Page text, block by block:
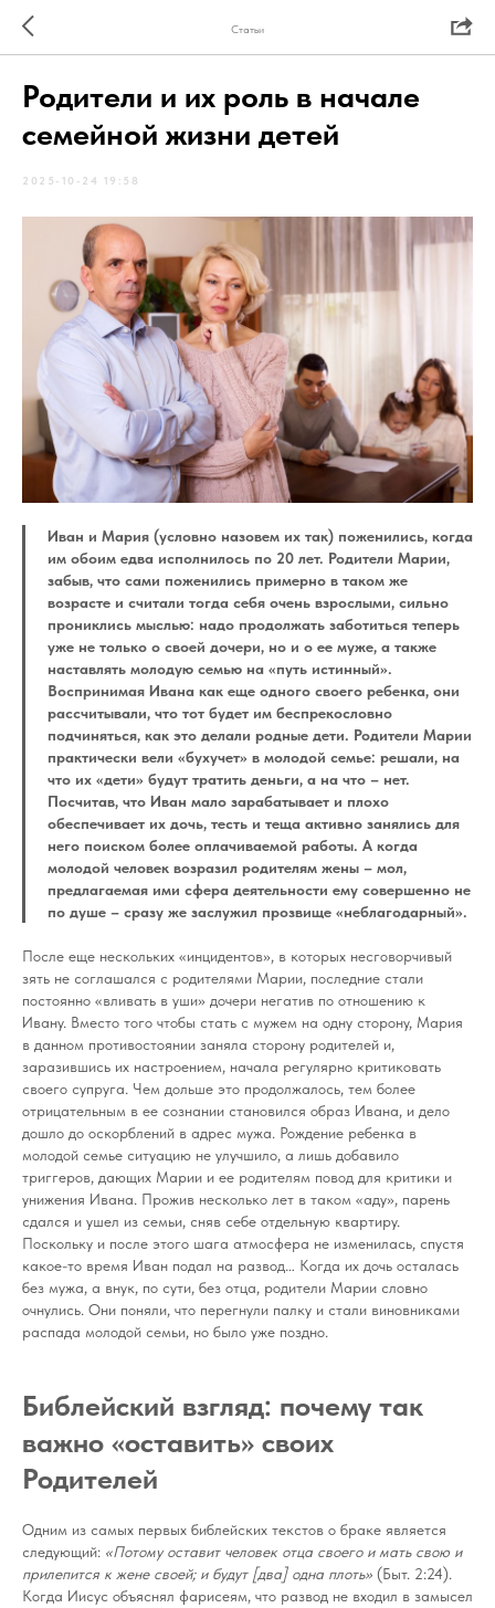
Статьи
Родители и их роль в начале
семейной жизни детей
2025-10-24 19:58
Иван и Мария (условно назовем их так) поженились, когда
им обоим едва исполнилось по 20 лет. Родители Марии,
забыв, что сами поженились примерно в таком же
возрасте и считали тогда себя очень взрослыми, сильно
прониклись мыслью: надо продолжать заботиться теперь
уже не только о своей дочери, но и о ее муже, а также
наставлять молодую семью на «путь истинный».
Воспринимая Ивана как еще одного своего ребенка, они
рассчитывали, что тот будет им беспрекословно
подчиняться, как это делали родные дети. Родители Марии
практически вели «бухучет» в молодой семье: решали, на
что их «дети» будут тратить деньги, а на что – нет.
Посчитав, что Иван мало зарабатывает и плохо
обеспечивает их дочь, тесть и теща активно занялись для
него поиском более оплачиваемой работы. А когда
молодой человек возразил родителям жены – мол,
предлагаемая ими сфера деятельности ему совершенно не
по душе – сразу же заслужил прозвище «неблагодарный».
После еще нескольких «инцидентов», в которых несговорчивый
зять не соглашался с родителями Марии, последние стали
постоянно «вливать в уши» дочери негатив по отношению к
Ивану. Вместо того чтобы стать с мужем на одну сторону, Мария
в данном противостоянии заняла сторону родителей и,
заразившись их настроением, начала регулярно критиковать
своего супруга. Чем дольше это продолжалось, тем более
отрицательным в ее сознании становился образ Ивана, и дело
дошло до оскорблений в адрес мужа. Рождение ребенка в
молодой семье ситуацию не улучшило, а лишь добавило
триггеров, дающих Марии и ее родителям повод для критики и
унижения Ивана. Прожив несколько лет в таком «аду», парень
сдался и ушел из семьи, сняв себе отдельную квартиру.
Поскольку и после этого шага атмосфера не изменилась, спустя
какое-то время Иван подал на развод… Когда их дочь осталась
без мужа, а внук, по сути, без отца, родители Марии словно
очнулись. Они поняли, что перегнули палку и стали виновниками
распада молодой семьи, но было уже поздно.
Библейский взгляд: почему так
важно «оставить» своих
Родителей
Одним из самых первых библейских текстов о браке является
следующий: «Потому оставит человек отца своего и мать свою и
прилепится к жене своей; и будут [два] одна плоть» (Быт. 2:24).
Когда Иисус объяснял фарисеям, что развод не входил в замысел